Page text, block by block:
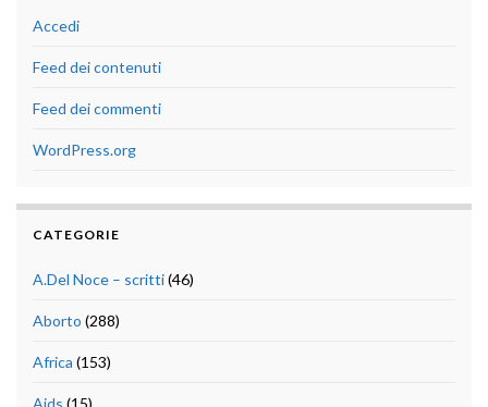
Accedi
Feed dei contenuti
Feed dei commenti
WordPress.org
CATEGORIE
A.Del Noce – scritti(46)
Aborto (288)
Africa (153)
Aids (15)